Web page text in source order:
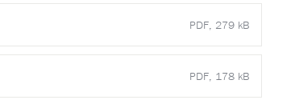
PDF, 279 kB
PDF, 178 kB